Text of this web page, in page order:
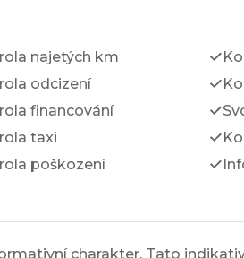
najetých km
odcizení
financování
taxi
poškození
charakter. Tato